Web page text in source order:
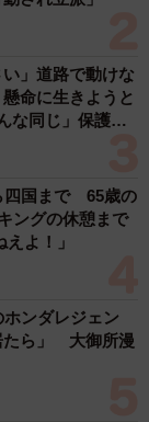
い」道路で動けな
命に生きようと
な同じ」保護団
四国まで 65歳の
ングの休憩まで
よ！」
ンダレジェン
たら」 大御所漫